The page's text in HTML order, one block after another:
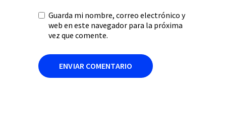
Guarda mi nombre, correo electrónico y
web en este navegador para la próxima
vez que comente.